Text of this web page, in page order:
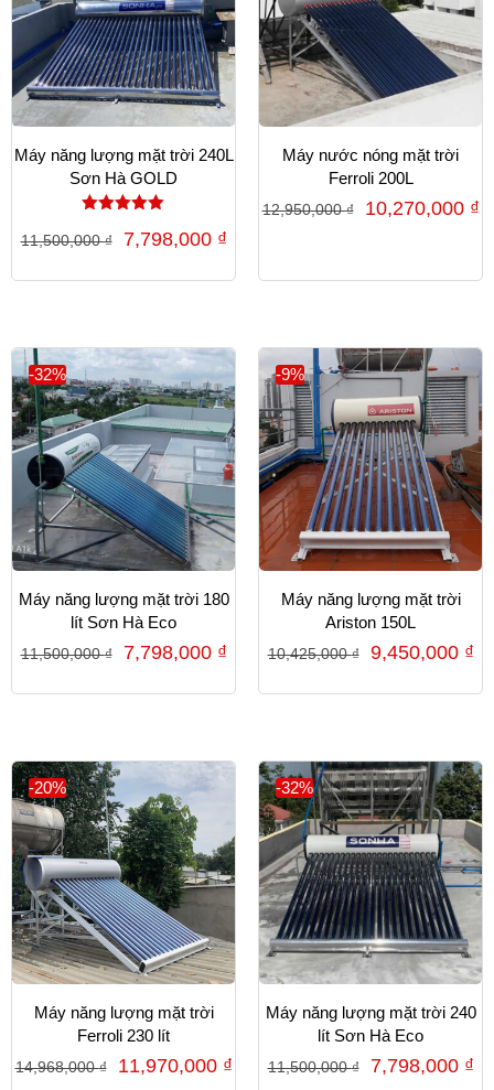
Máy năng lượng mặt trời 240L
Sơn Hà GOLD
hạng
11,500,000₫ 7,798,000 ₫
Máy nước nóng mặt trời
Ferroli 200L
12,950,000₫ 10,270,000 ₫
-32%
Máy năng lượng mặt trời 180
lít Sơn Hà Eco
11,500,000₫ 7,798,000 ₫
-9%
Máy năng lượng mặt trời
Ariston 150L
10,425,000₫ 9,450,000 ₫
-20%
Máy năng lượng mặt trời
Ferroli 230 lít
14,968,000₫ 11,970,000 ₫
-32%
Máy năng lượng mặt trời 240
lít Sơn Hà Eco
11,500,000₫ 7,798,000 ₫